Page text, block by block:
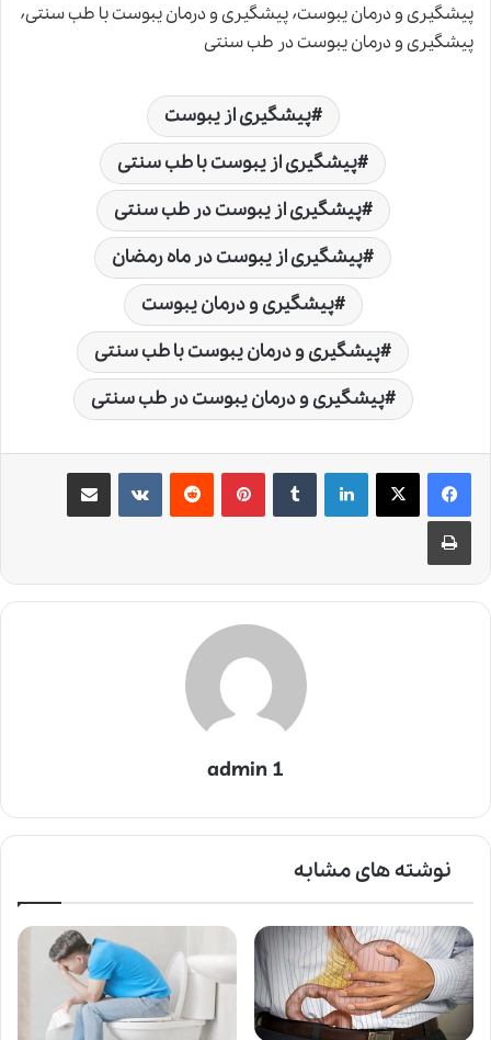
پیشگیری و درمان یبوست٬ پیشگیری و درمان یبوست با طب سنتی٬
پیشگیری و درمان یبوست در طب سنتی
پیشگیری از یبوست
پیشگیری از یبوست با طب سنتی
پیشگیری از یبوست در طب سنتی
پیشگیری از یبوست در ماه رمضان
پیشگیری و درمان یبوست
پیشگیری و درمان یبوست با طب سنتی
پیشگیری و درمان یبوست در طب سنتی
لینکدین ‫تامبلر ‫پین‌ترست‫رددیت ‫VKontakteاشتراک گذاری از طریق ایمیل
چاپ
admin 1
نوشته های مشابه